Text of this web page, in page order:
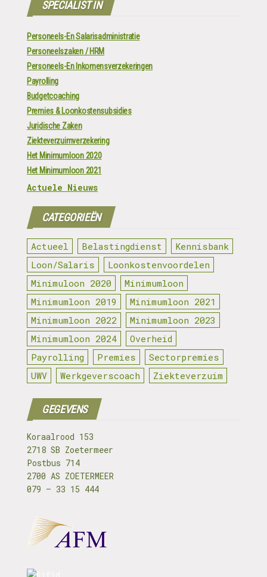
SPECIALIST IN
Personeels-En Salarisadministratie
Personeelszaken / HRM
Personeels-En Inkomensverzekeringen
Payrolling
Budgetcoaching
Premies & Loonkostensubsidies
Juridische Zaken
Ziekteverzuimverzekering
Het Minimumloon 2020
Het Minimumloon 2021
Actuele Nieuws
CATEGORIEËN
Actueel Belastingdienst
Kennisbank
Loon/Salaris
Loonkostenvoordelen
Minimuloon 2020
Minimumloon
Minimumloon 2019
Minimumloon 2021
Minimumloon 2022
Minimumloon 2023
Minimumloon 2024
Overheid
Payrolling
Premies
Sectorpremies
UWV
Werkgeverscoach Ziekteverzuim
GEGEVENS
Koraalrood 153
2718 SB Zoetermeer
Postbus 714
2700 AS ZOETERMEER
079 – 33 15 444